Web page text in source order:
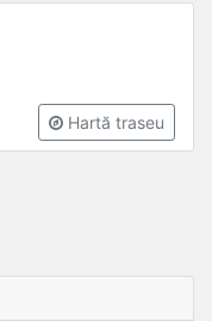
Hartă traseu